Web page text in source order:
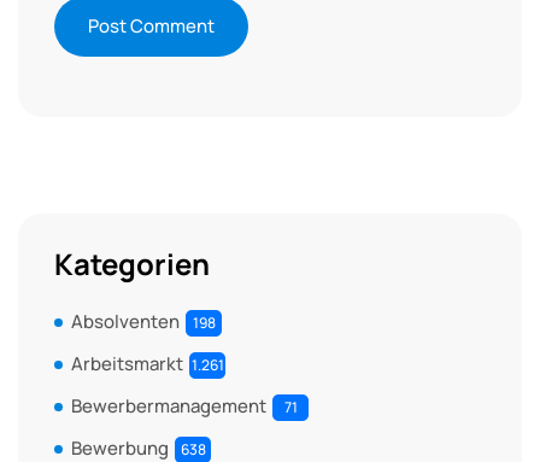
Kategorien
Absolventen 198
Arbeitsmarkt 1.261
Bewerbermanagement 71
Bewerbung 638